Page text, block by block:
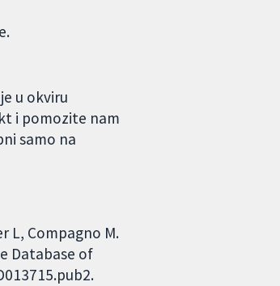
u okviru
i pomozite nam
samo na
L, Compagno M.
Database of